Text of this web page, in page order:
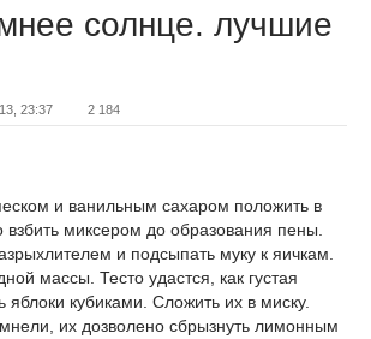
солнце. лучшие
23:37 2 184
и ванильным сахаром положить в
взбить миксером до образования пены.
и подсыпать муку к яичкам.
массы. Тесто удастся, как густая
яблоки кубиками. Сложить их в миску.
их дозволено сбрызнуть лимонным